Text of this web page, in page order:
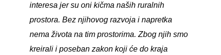
interesa jer su oni kičma naših ruralnih
prostora. Bez njihovog razvoja i napretka
nema života na tim prostorima. Zbog njih smo
kreirali i poseban zakon koji će do kraja